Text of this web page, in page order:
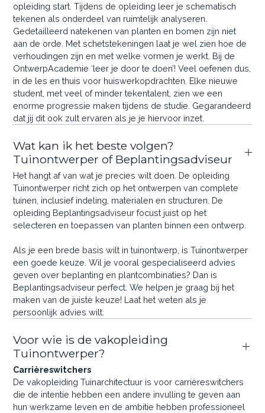
opleiding start. Tijdens de opleiding leer je schematisch
tekenen als onderdeel van ruimtelijk analyseren.
Gedetailleerd natekenen van planten en bomen zijn niet
aan de orde. Met schetstekeningen laat je wel zien hoe de
verhoudingen zijn en met welke vormen je werkt. Bij de
OntwerpAcademie ‘leer je door te doen’! Veel oefenen dus,
in de les en thuis voor huiswerkopdrachten. Elke nieuwe
student, met veel of minder tekentalent, zien we een
enorme progressie maken tijdens de studie. Gegarandeerd
dat jij dit ook zult ervaren als je je hiervoor inzet.
Wat kan ik het beste volgen?
Tuinontwerper of Beplantingsadviseur
Het hangt af van wat je precies wilt doen. De opleiding
Tuinontwerper richt zich op het ontwerpen van complete
tuinen, inclusief indeling, materialen en structuren. De
opleiding Beplantingsadviseur focust juist op het
selecteren en toepassen van planten binnen een ontwerp.
Als je een brede basis wilt in tuinontwerp, is Tuinontwerper
een goede keuze. Wil je vooral gespecialiseerd advies
geven over beplanting en plantcombinaties? Dan is
Beplantingsadviseur perfect. We helpen je graag bij het
maken van de juiste keuze! Laat het weten als je
persoonlijk advies wilt.
Voor wie is de vakopleiding
Tuinontwerper?
Carrièreswitchers
De vakopleiding Tuinarchitectuur is voor carrièreswitchers
die de intentie hebben een andere invulling te geven aan
hun werkzame leven en de ambitie hebben professioneel